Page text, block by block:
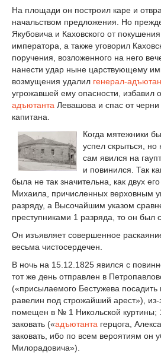
На площади он построил каре и
начальством предложения. Но
Якубовича и Каховского от
императора, а также уговорил
поручения, возложенного на него
нанести удар ныне царствующему
возмущения удалил генерал-
угрожавшей ему опасности, избавил
адъютанта Левашова и спас от черни
капитана.
Когда мятежники
успел скрыться,
сам явился на
и повинился. Так
была не так значительна, как двух
Михаила, причисленных верховным
разряду, а Высочайшим указом
преступниками 1 разряда, то он был
Он изъявляет совершенное
весьма чистосердечен.
В ночь на 15.12.1825 явился с
тот же день отправлен в
(«присылаемого Бестужева посадить
равелин под строжайший арест»), из-
помещен в № 1 Никольской куртины;
заковать («адъютанта герцога,
заковать, ибо по всем вероятиям он
Милорадовича»).